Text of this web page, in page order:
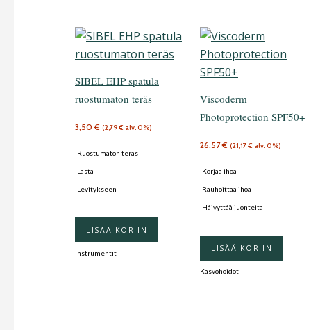
SIBEL EHP spatula
ruostumaton teräs
3,50€ (2,79€ alv. 0%)
-Ruostumaton teräs
-Lasta
-Levitykseen
LISÄÄ KORIIN
Instrumentit
Viscoderm
Photoprotection SPF50+
26,57€ (21,17€ alv. 0%)
-Korjaa ihoa
-Rauhoittaa ihoa
-Häivyttää juonteita
LISÄÄ KORIIN
Kasvohoidot